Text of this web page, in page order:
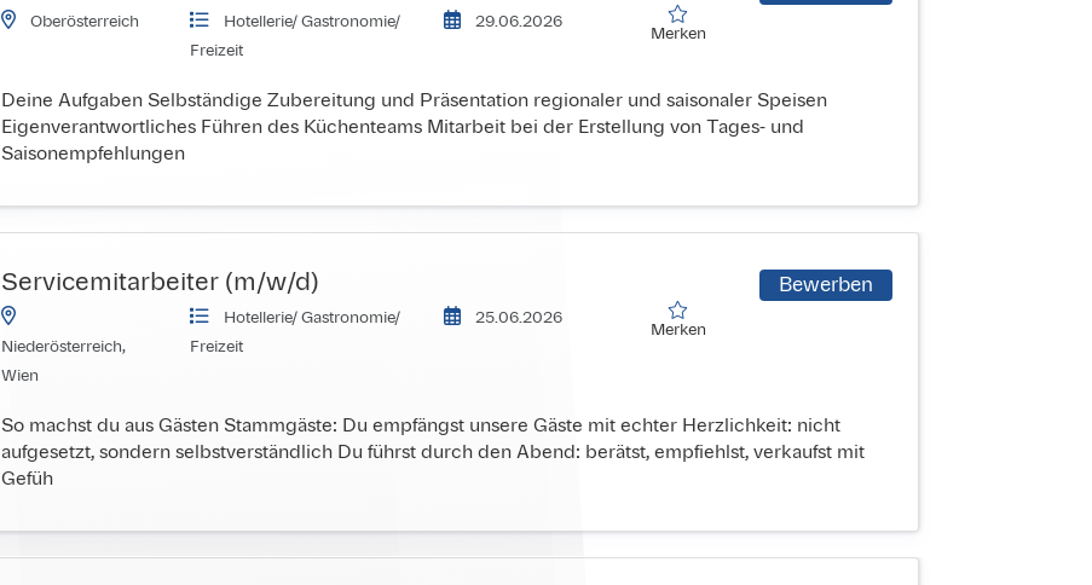
Oberösterreich
Hotellerie/ Gastronomie/
Freizeit
29.06.2026
Merken
Merken
Deine Aufgaben Selbständige Zubereitung und Präsentation regionaler und saisonaler Speisen
Eigenverantwortliches Führen des Küchenteams Mitarbeit bei der Erstellung von Tages- und
Saisonempfehlungen
Servicemitarbeiter (m/w/d)
Niederösterreich,
Wien
Hotellerie/ Gastronomie/
Freizeit
25.06.2026
Merken
Merken
Bewerben
So machst du aus Gästen Stammgäste: Du empfängst unsere Gäste mit echter Herzlichkeit: nicht
aufgesetzt, sondern selbstverständlich Du führst durch den Abend: berätst, empfiehlst, verkaufst mit
Gefüh